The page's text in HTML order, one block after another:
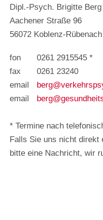
Dipl.-Psych. Brigitte Berg
Aachener Straße 96
56072 Koblenz-Rübenach
fon
0261 2915545 *
fax
0261 23240
email
email
* Termine nach
Falls Sie uns nicht
bitte eine Nachricht, wir